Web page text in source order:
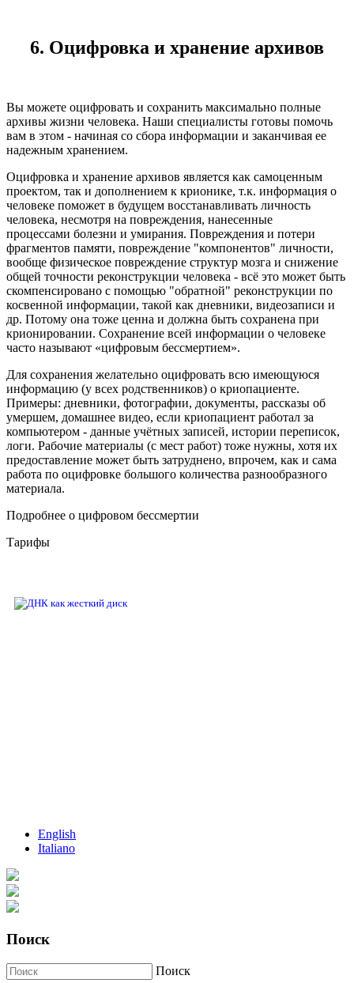
6. Оцифровка и хранение архивов
Вы можете оцифровать и сохранить максимально полные
архивы жизни человека. Наши специалисты готовы помочь
вам в этом - начиная со сбора информации и заканчивая ее
надежным хранением.
Оцифровка и хранение архивов является как самоценным
проектом, так и дополнением к крионике, т.к. информация о
человеке поможет в будущем восстанавливать личность
человека, несмотря на повреждения, нанесенные
процессами болезни и умирания. Повреждения и потери
фрагментов памяти, повреждение "компонентов" личности,
вообще физическое повреждение структур мозга и снижение
общей точности реконструкции человека - всё это может быть
скомпенсировано с помощью "обратной" реконструкции по
косвенной информации, такой как дневники, видеозаписи и
др. Потому она тоже ценна и должна быть сохранена при
крионировании. Сохранение всей информации о человеке
часто называют «цифровым бессмертием».
Для сохранения желательно оцифровать всю имеющуюся
информацию (у всех родственников) о криопациенте.
Примеры: дневники, фотографии, документы, рассказы об
умершем, домашнее видео, если криопациент работал за
компьютером - данные учётных записей, истории переписок,
логи. Рабочие материалы (с мест работ) тоже нужны, хотя их
предоставление может быть затруднено, впрочем, как и сама
работа по оцифровке большого количества разнообразного
материала.
Подробнее о цифровом бессмертии
Тарифы
English
Italiano
Поиск
Поиск